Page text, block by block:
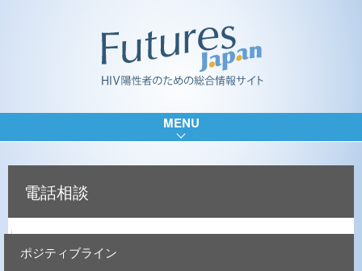
MENU
電話相談
ポジティブライン